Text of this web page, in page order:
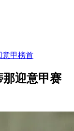
意甲榜首
那迎意甲赛